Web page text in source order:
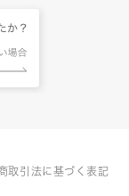
取引法に基づく表記